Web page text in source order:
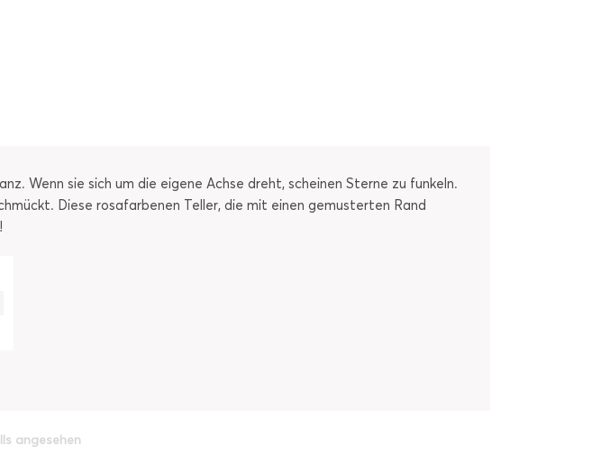
Wenn sie sich um die eigene Achse dreht, scheinen Sterne zu funkeln.
Diese rosafarbenen Teller, die mit einen gemusterten Rand
angesehen